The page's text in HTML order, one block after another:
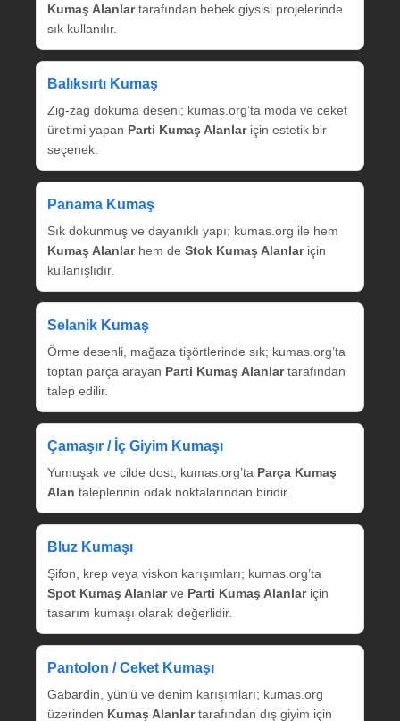
Kumaş Alanlartarafından bebek giysisi projelerinde
sık kullanılır.
Balıksırtı Kumaş
Zig‑zag dokuma deseni; kumas.org’ta moda ve ceket
üretimi yapan Parti Kumaş Alanlariçin estetik bir
seçenek.
Panama Kumaş
Sık dokunmuş ve dayanıklı yapı; kumas.org ile hem
Kumaş Alanlarhem de Stok Kumaş Alanlariçin
kullanışlıdır.
Selanik Kumaş
Örme desenli, mağaza tişörtlerinde sık; kumas.org’ta
toptan parça arayan Parti Kumaş Alanlartarafından
talep edilir.
Çamaşır / İç Giyim Kumaşı
Yumuşak ve cilde dost; kumas.org’ta Parça Kumaş
Alan taleplerinin odak noktalarından biridir.
Bluz Kumaşı
Şifon, krep veya viskon karışımları; kumas.org’ta
Spot Kumaş Alanlarve Parti Kumaş Alanlariçin
tasarım kumaşı olarak değerlidir.
Pantolon / Ceket Kumaşı
Gabardin, yünlü ve denim karışımları; kumas.org
üzerinden Kumaş Alanlartarafından dış giyim için